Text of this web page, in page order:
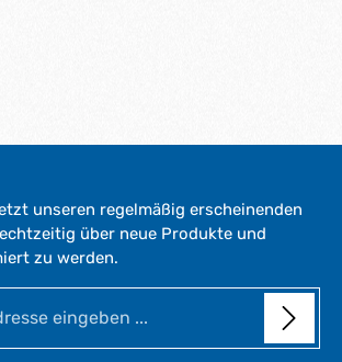
unseren regelmäßig erscheinenden
über neue Produkte und
zu werden.